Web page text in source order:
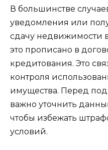
В большинстве
уведомления или
сдачу недвижимости
это прописано в
кредитования. Это
контроля
имущества. Перед
важно уточнить
чтобы избежать
условий.